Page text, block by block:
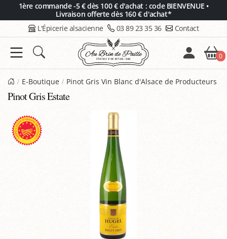
1ère commande -5 € dès 100 € d'achat : code BIENVENUE •
Livraison offerte dès 160 € d'achat*
L'Épicerie alsacienne 03 89 23 35 36 Contact
0
E-Boutique Pinot Gris Vin Blanc d'Alsace de Producteurs
Pinot Gris Estate
Panneau de gestion des cookies